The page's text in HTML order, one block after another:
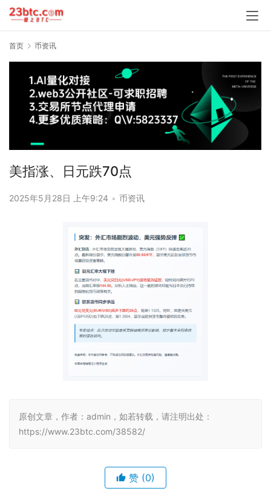
首页 币资讯
美指涨、日元跌70点
2025年5月28日 上午9:24 • 币资讯
原创文章，作者：admin，如若转载，请注明出处：
https://www.23btc.com/38582/
赞 (0)